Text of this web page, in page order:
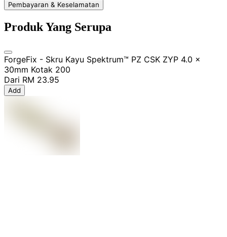
Pembayaran & Keselamatan
Produk Yang Serupa
ForgeFix - Skru Kayu Spektrum™ PZ CSK ZYP 4.0 x
30mm Kotak 200
Dari RM 23.95
Add